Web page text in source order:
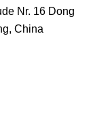
Nr. 16 Dong
China